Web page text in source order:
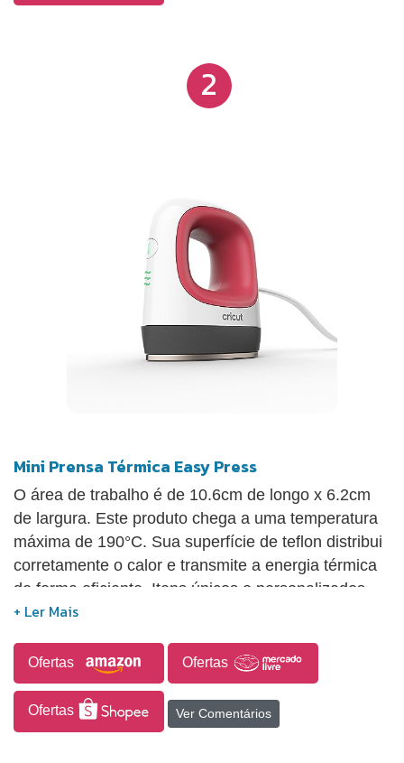
transferência em cerca de 50% em comparação
com outro ferro comum. Enquanto isso, nossa
funcionem por muito tempo, a alça não queimará
suas mãos devido ao superaquecimento. Diga
adeus à queima do seu projeto de design com
nossa prensa térmica profissional. Adequado para
casa e negócios: esta prensa térmica é perfeita
para projetos grandes e em camadas, e você pode
usar para transferir fotos ou adicionar seus designs
instruções detalhadas do guia da máquina de
prensa térmica de 9 "x 9" que você usa
rapidamente.
2
Mini Prensa Térmica Easy Press
O área de trabalho é de 10.6cm de longo x 6.2cm
de largura. Este produto chega a uma temperatura
máxima de 190°C. Sua superfície de teflon distribui
corretamente o calor e transmite a energia térmica
de forma eficiente. Itens únicos e personalizados.
Ofertas Ofertas
Ofertas Ver Comentários